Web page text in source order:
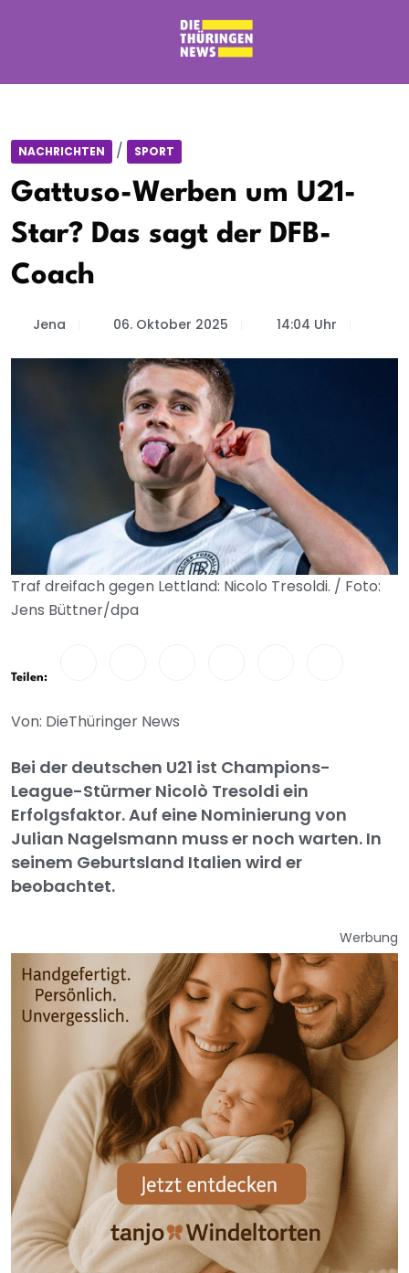
NACHRICHTEN / SPORT
Gattuso-Werben um U21-
Star? Das sagt der DFB-
Coach
Jena 06. Oktober 2025 14:04 Uhr
Traf dreifach gegen Lettland: Nicolo Tresoldi. / Foto:
Jens Büttner/dpa
Teilen:
Von: DieThüringer News
Bei der deutschen U21 ist Champions-
League-Stürmer Nicolò Tresoldi ein
Erfolgsfaktor. Auf eine Nominierung von
Julian Nagelsmann muss er noch warten. In
seinem Geburtsland Italien wird er
beobachtet.
Werbung